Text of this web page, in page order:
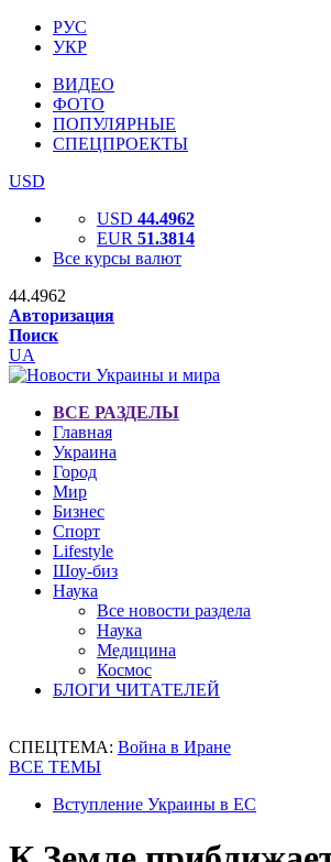
РУС
УКР
ВИДЕО
ФОТО
ПОПУЛЯРНЫЕ
СПЕЦПРОЕКТЫ
USD
USD 44.4962
EUR 51.3814
Все курсы валют
44.4962
Авторизация
Поиск
UA
ВСЕ РАЗДЕЛЫ
Главная
Украина
Город
Мир
Бизнес
Спорт
Lifestyle
Шоу-биз
Наука
Все новости раздела
Наука
Медицина
Космос
БЛОГИ ЧИТАТЕЛЕЙ
СПЕЦТЕМА: Война в Иране
ВСЕ ТЕМЫ
Вступление Украины в ЕС